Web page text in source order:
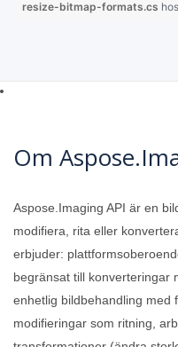
resize-bitmap-formats.cs
Om
Aspose.Imaging API är en
modifiera, rita eller
erbjuder:
begränsat till konverteringar
enhetlig bildbehandling med
modifieringar som ritning,